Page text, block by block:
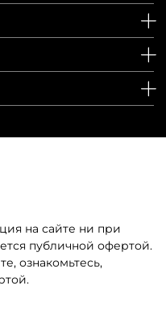
на сайте ни при
публичной офертой.
ознакомьтесь,